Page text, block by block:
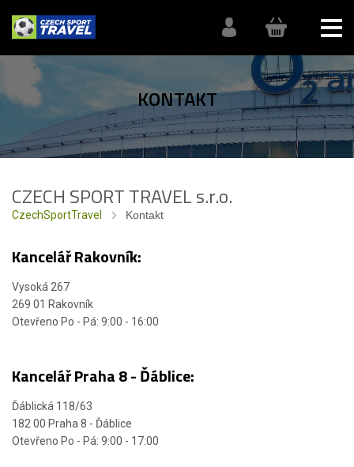
KONTAKT
CZECH SPORT TRAVEL s.r.o.
CzechSportTravel Kontakt
Kancelář Rakovník:
Vysoká 267
269 01 Rakovník
Otevřeno Po - Pá: 9:00 - 16:00
Kancelář Praha 8 - Ďáblice:
Ďáblická 118/63
182 00 Praha 8 - Ďáblice
Otevřeno Po - Pá: 9:00 - 17:00